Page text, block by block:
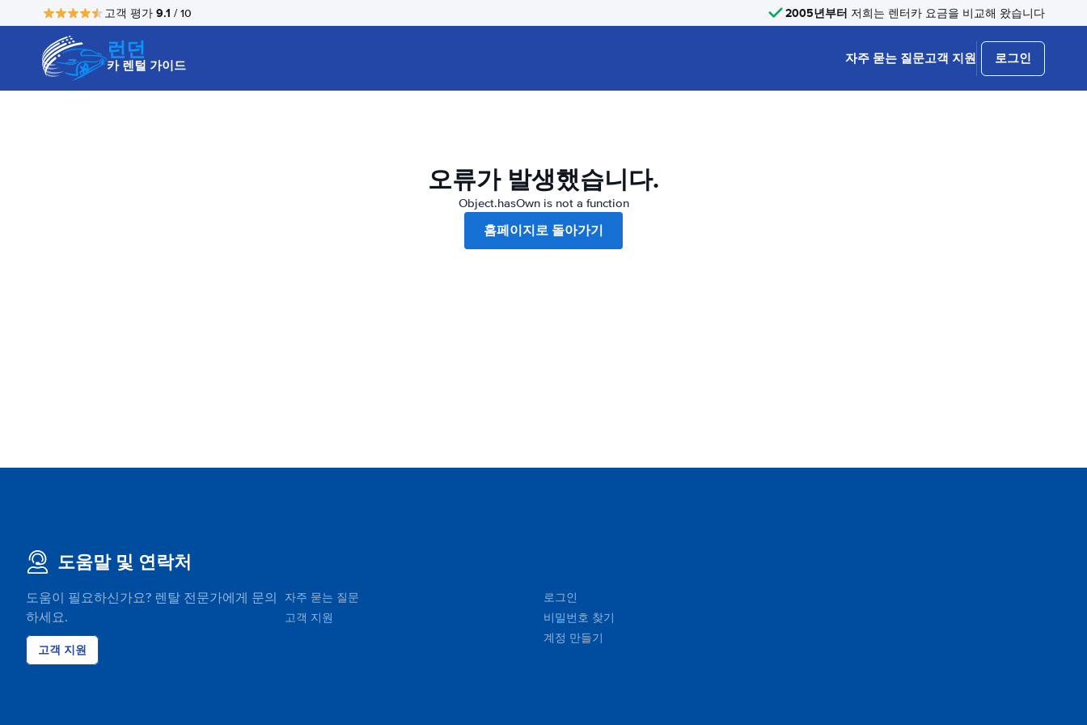
고객 평가 9.1 / 10 2005년부터 저희는 렌터카 요금을 비교해 왔습니다
런던
카 렌털 가이드 자주 묻는 질문고객 지원 로그인
오류가 발생했습니다.
Object.hasOwn is not a function
홈페이지로 돌아가기
도움말 및 연락처
도움이 필요하신가요? 렌탈 전문가에게 문의
하세요.
고객 지원
자주 묻는 질문
고객 지원
로그인
비밀번호 찾기
계정 만들기